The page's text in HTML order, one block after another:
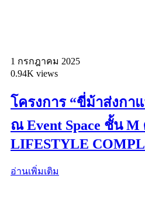
1 กรกฎาคม 2025
0.94K views
โครงการ “ขี่ม้าส่งกา
ณ Event Space ชั้น
LIFESTYLE
อ่านเพิ่มเติม